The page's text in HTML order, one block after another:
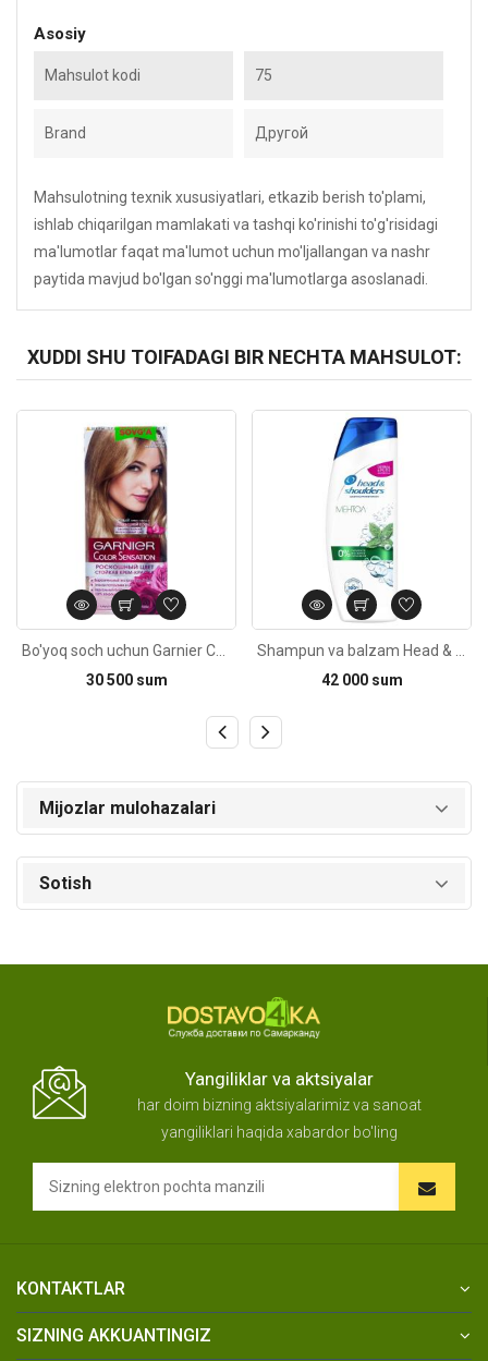
Asosiy
Mahsulot kodi 75
Brand Другой
Mahsulotning texnik xususiyatlari, etkazib berish to'plami,
ishlab chiqarilgan mamlakati va tashqi ko'rinishi to'g'risidagi
ma'lumotlar faqat ma'lumot uchun mo'ljallangan va nashr
paytida mavjud bo'lgan so'nggi ma'lumotlarga asoslanadi.
XUDDI SHU TOIFADAGI BIR NECHTA MAHSULOT:
30 500 sum
Kod: 1795
42 000 sum
Mijozlar mulohazalari
Sotish
Yangiliklar va aktsiyalar
har doim bizning aktsiyalarimiz va sanoat
yangiliklari haqida xabardor bo'ling
KONTAKTLAR
SIZNING AKKUANTINGIZ